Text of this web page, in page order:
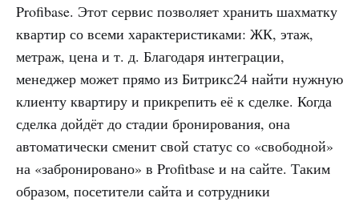
Profibase. Этот сервис позволяет хранить шахматку
квартир со всеми характеристиками: ЖК, этаж,
метраж, цена и т. д. Благодаря интеграции,
менеджер может прямо из Битрикс24 найти нужную
клиенту квартиру и прикрепить её к сделке. Когда
сделка дойдёт до стадии бронирования, она
автоматически сменит свой статус со «свободной»
на «забронировано» в Profitbase и на сайте. Таким
образом, посетители сайта и сотрудники